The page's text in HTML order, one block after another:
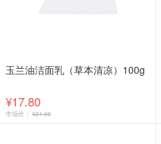
玉兰油洁面乳（草本清凉）100g
¥17.80
市场价： ¥21.36